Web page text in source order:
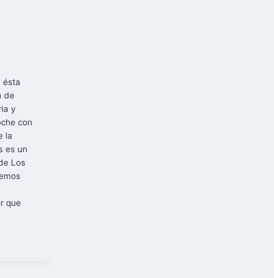
ésta
de
y
con
la
es un
Los
que